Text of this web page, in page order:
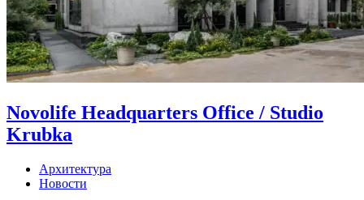
Novolife Headquarters Office / Studio
Krubka
Архитектура
Новости